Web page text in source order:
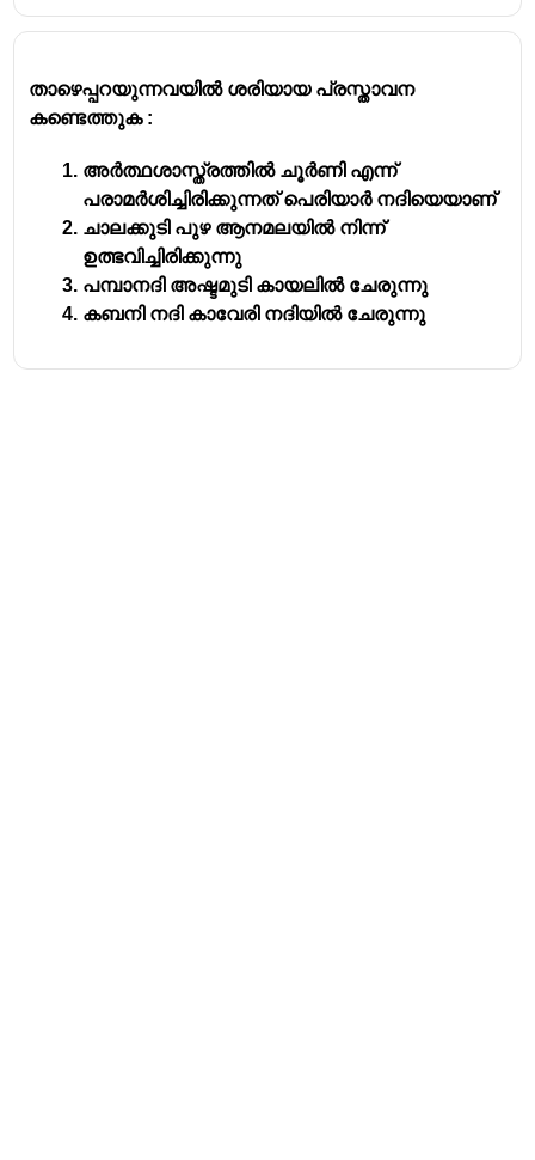
താഴെപ്പറയുന്നവയിൽ ശരിയായ പ്രസ്താവന
കണ്ടെത്തുക :
അർത്ഥശാസ്ത്രത്തിൽ ചൂർണി എന്ന്
പരാമർശിച്ചിരിക്കുന്നത് പെരിയാർ നദിയെയാണ്
ചാലക്കുടി പുഴ ആനമലയിൽ നിന്ന്
ഉത്ഭവിച്ചിരിക്കുന്നു
പമ്പാനദി അഷ്ടമുടി കായലിൽ ചേരുന്നു
കബനി നദി കാവേരി നദിയിൽ ചേരുന്നു